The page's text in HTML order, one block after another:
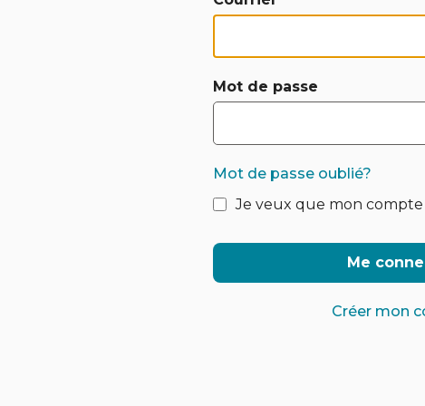
Mot de passe
Mot de passe oublié?
Je veux que mon
Me
Créer mon